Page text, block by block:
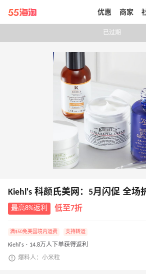
带你去官网买正品
优惠 商家
已过期
Kiehl's 科颜氏美网：5月闪促 全场
最高8%返利 低至7折
满$50免美国境内运费 支持转运
Kiehl's · 14.8万人下单获得返利
爆料人：小米粒